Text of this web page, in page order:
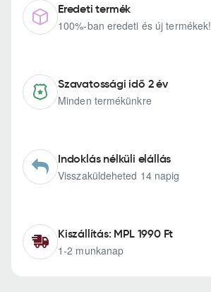
Eredeti termék
100%-ban eredeti és új termékek!
Szavatossági idő 2 év
Minden termékünkre
Indoklás nélküli elállás
Visszaküldeheted 14 napig
Kiszállítás: MPL 1990 Ft
1-2 munkanap